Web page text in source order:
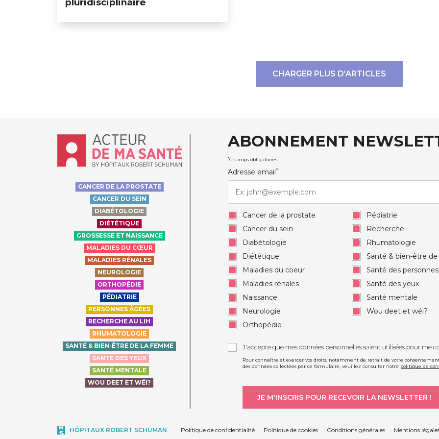
CHARGER PLUS D'ARTICLES
Accueil - Acteur de ma santé, by HôpitauxRobert Schuman
CANCER DE LA PROSTATE
CANCER DU SEIN
DIABÉTOLOGIE
DIÉTÉTIQUE
GROSSESSE ET NAISSANCE
MALADIES DU CŒUR
MALADIES RÉNALES
NEUROLOGIE
ORTHOPÉDIE
PÉDIATRIE
PERSONNES ÂGÉES
RECHERCHE AU LIH
RHUMATOLOGIE
SANTÉ & BIEN-ÊTRE DE LA FEMME
SANTÉ DES YEUX
SANTÉ MENTALE
WOU DEET ET WÉI?
ABONNEMENT
*Champs obligatoires
Adresse email*
Cancer de la prostate
Cancer du sein
Diabétologie
Diététique
Maladies du coeur
Maladies rénales
Naissance
Neurologie
Orthopédie
Pédiatrie
Recherche
Rhumatologie
Santé & bien-être
Santé des
Santé des yeux
Santé mentale
Wou deet et wéi?
J'accepte que mes données personnelles soient utilisées pour me
Pour connaître et exercer vos droits, notamment de retrait de votre
des données collectées par ce formulaire, veuillez consulter notre politique de
HÔPITAUX ROBERT SCHUMAN Politique de confidentialité Politique de cookies Conditions générales Mentions